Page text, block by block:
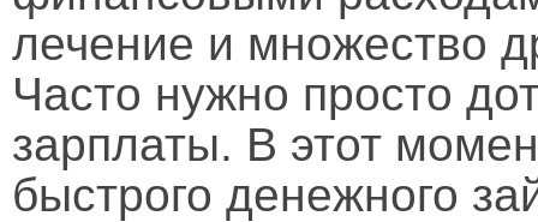
лечение и множество
Часто нужно просто
зарплаты. В этот
быстрого денежного